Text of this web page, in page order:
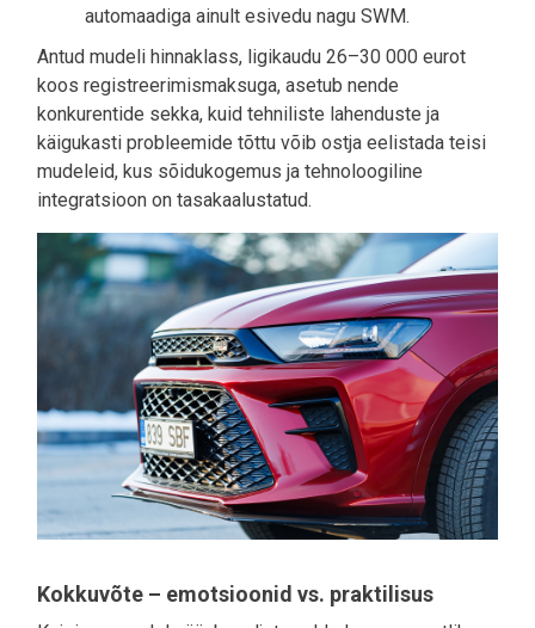
automaadiga ainult esivedu nagu SWM.
Antud mudeli hinnaklass, ligikaudu 26–30 000 eurot
koos registreerimismaksuga, asetub nende
konkurentide sekka, kuid tehniliste lahenduste ja
käigukasti probleemide tõttu võib ostja eelistada teisi
mudeleid, kus sõidukogemus ja tehnoloogiline
integratsioon on tasakaalustatud.
Kokkuvõte – emotsioonid vs. praktilisus